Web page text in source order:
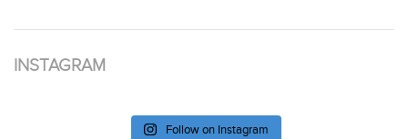
INSTAGRAM
Follow on Instagram